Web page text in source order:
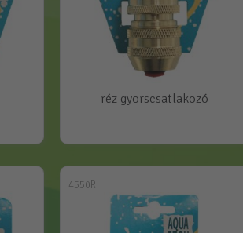
réz gyorscsatlakozó
4550R